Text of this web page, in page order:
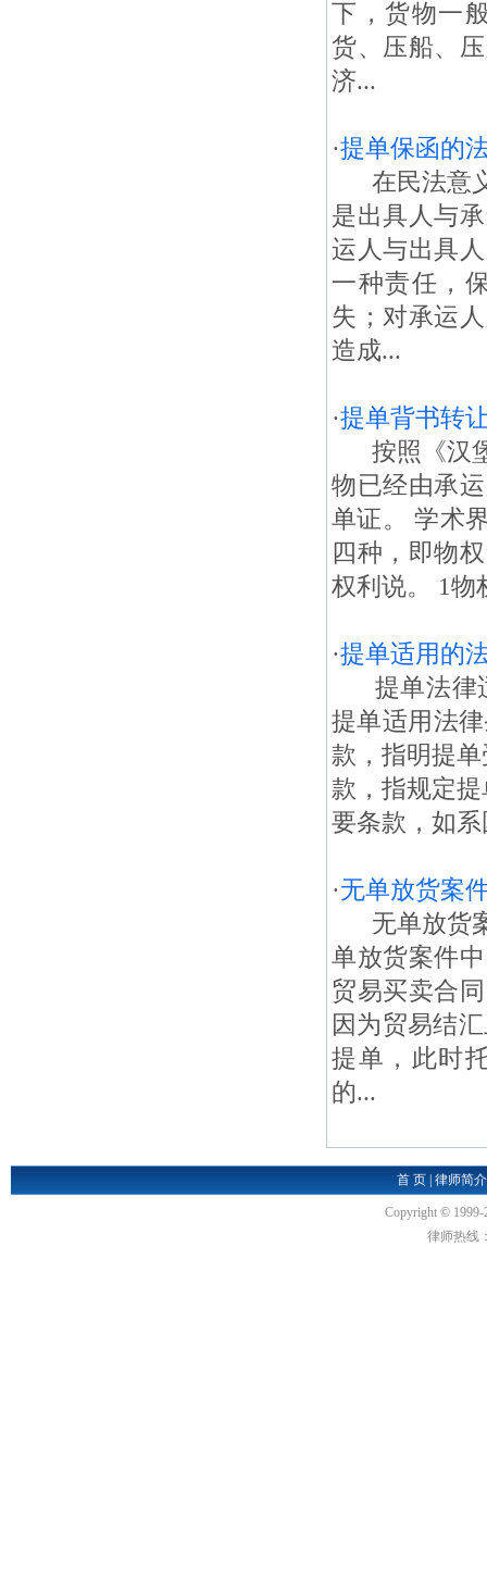
下，货物一
货、压船、
济...
·提单保函的
在民法意义
是出具人与
运人与出具
一种责任，
失；对承运
造成...
·提单背书转
按照《汉堡
物已经由承
单证。 学术
四种，即物
权利说。 1物
·提单适用的
提单法律
提单适用法
款，指明提
款，指规定
要条款，如
·无单放货案
无单放货案
单放货案件
贸易买卖合
因为贸易结
提单，此时
的...
首 页| 律师简介
Copyright ©
律师热线